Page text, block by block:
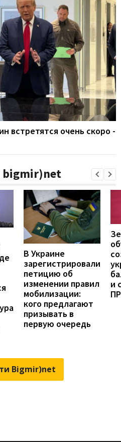
встретятся очень скоро -
bigmir)net
В Украине
зарегистрировали
петицию об
изменении правил
мобилизации:
кого предлагают
призывать в
первую очередь
и
Bigmir)net